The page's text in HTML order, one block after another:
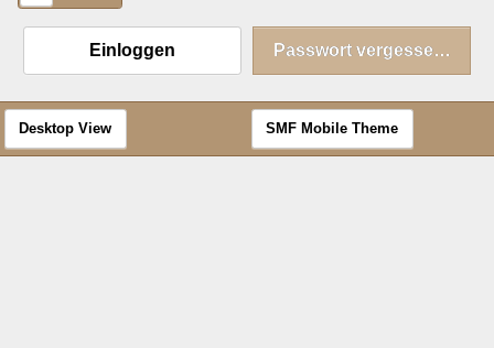
Einloggen Passwort vergessen?
Desktop View SMF Mobile Theme